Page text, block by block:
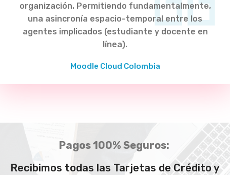
organización. Permitiendo fundamentalmente,
una asincronía espacio-temporal entre los
agentes implicados (estudiante y docente en
línea).
Moodle Cloud Colombia
Pagos 100% Seguros:
Recibimos todas las Tarjetas de Crédito y